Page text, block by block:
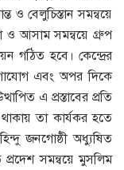
ও বেলুচিস্তান সমন্বয়ে
ও আসাম সমন্বয়ে গ্রুপ
গঠিত হবে। কেন্দ্রের
এবং অপর দিকে
এ প্রস্তাবের প্রতি
তা কার্যকর হতে
জনগোষ্ঠী অধ্যুষিত
প্রদেশ সমন্বয়ে মুসলিম